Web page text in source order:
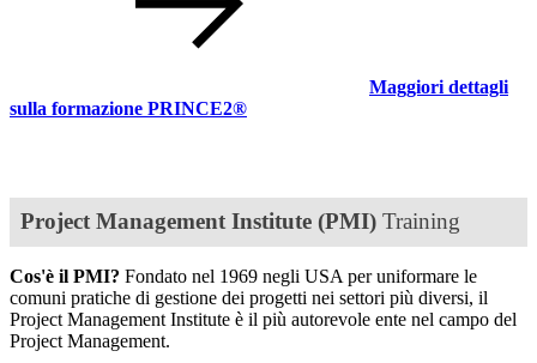
Maggiori dettagli
sulla formazione PRINCE2®
Project Management Institute (PMI)Training
Cos'è il PMI? Fondato nel 1969 negli USA per uniformare le
comuni pratiche di gestione dei progetti nei settori più diversi, il
Project Management Institute è il più autorevole ente nel campo del
Project Management.